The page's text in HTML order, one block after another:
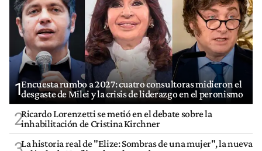
1Encuesta rumbo a 2027: cuatro consultoras midieron el
desgaste de Milei y la crisis de liderazgo en el peronismo
2Ricardo Lorenzetti se metió en el debate sobre la
inhabilitación de Cristina Kirchner
La historia real de "Elize: Sombras de una mujer", la nueva